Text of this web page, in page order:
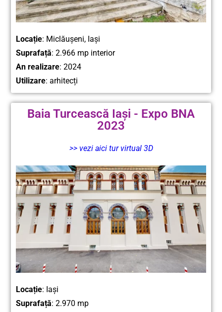
Locație: Miclăușeni, Iași
Suprafață: 2.966 mp interior
An realizare: 2024
Utilizare: arhitecți
Baia Turcească Iași - Expo BNA
2023
>> vezi aici tur virtual 3D
Locație: Iași
Suprafață: 2.970 mp